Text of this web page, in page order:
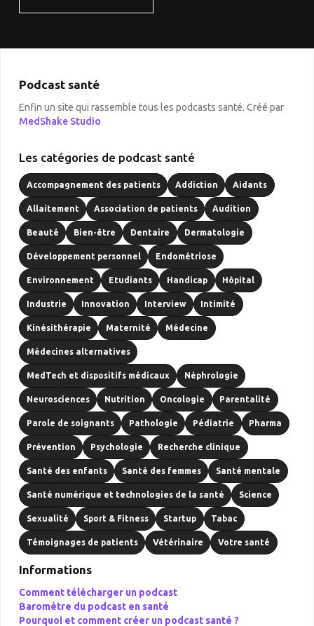
Podcast santé
Enfin un site qui rassemble tous les podcasts santé. Créé par
MedShake Studio
Les catégories de podcast santé
Accompagnement des patients Addiction Aidants
Allaitement Association de patients Audition
Beauté Bien-être Dentaire Dermatologie
Développement personnel Endométriose
Environnement Etudiants Handicap Hôpital
Industrie Innovation Interview Intimité
Kinésithérapie Maternité Médecine
Médecines alternatives
MedTech et dispositifs médicaux Néphrologie
Neurosciences Nutrition Oncologie Parentalité
Parole de soignants Pathologie Pédiatrie Pharma
Prévention Psychologie Recherche clinique
Santé des enfants Santé des femmes Santé mentale
Santé numérique et technologies de la santé Science
Sexualité Sport & Fitness Startup Tabac
Témoignages de patients Vétérinaire Votre santé
Informations
Comment télécharger un podcast
Baromètre du podcast en santé
Pourquoi et comment créer un podcast santé ?